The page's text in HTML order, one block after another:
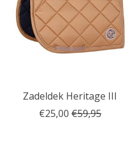
Zadeldek Heritage III
€25,00 €59,95